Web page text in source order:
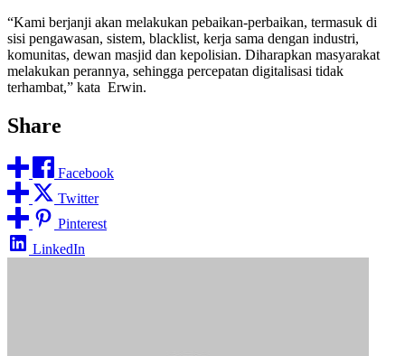
“Kami berjanji akan melakukan pebaikan-perbaikan, termasuk di
sisi pengawasan, sistem, blacklist, kerja sama dengan industri,
komunitas, dewan masjid dan kepolisian. Diharapkan masyarakat
melakukan perannya, sehingga percepatan digitalisasi tidak
terhambat,” kata Erwin.
Share
Facebook
Twitter
Pinterest
LinkedIn